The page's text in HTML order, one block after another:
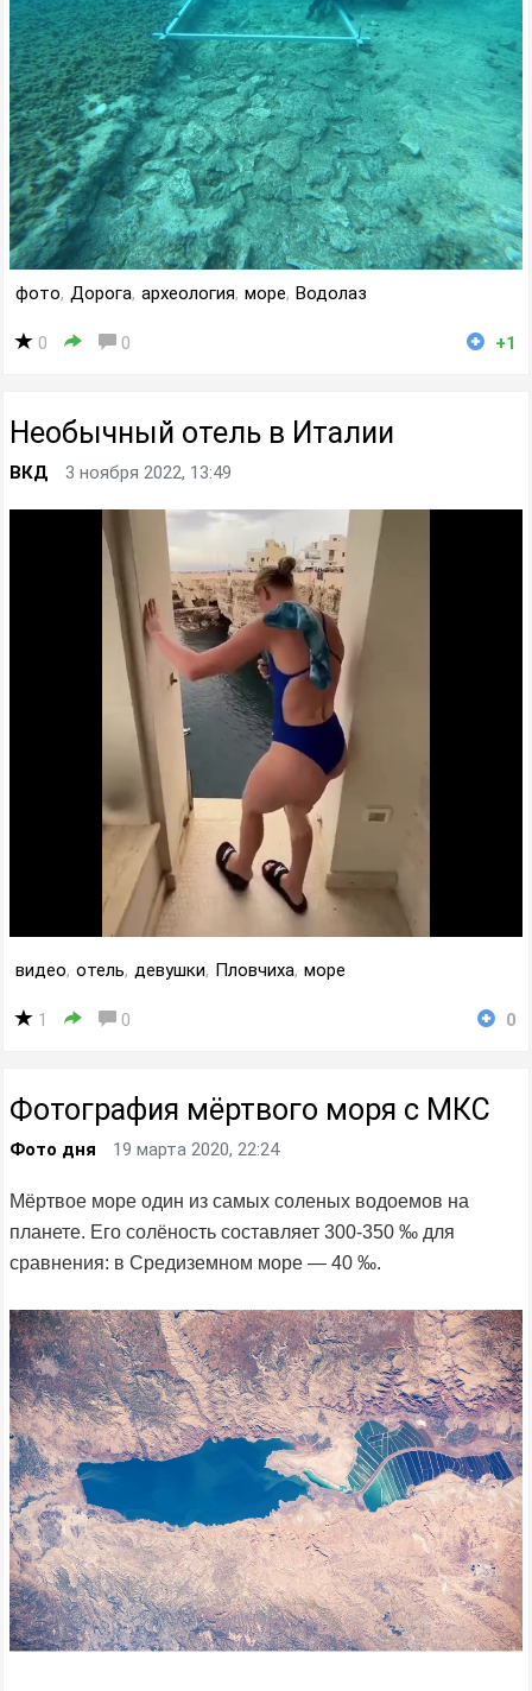
фото, Дорога, археология, море, Водолаз
0 0 +1
Необычный отель в Италии
ВКД 3 ноября 2022, 13:49
видео, отель, девушки, Пловчиха, море
1 0 0
Фотография мёртвого моря с МКС
Фото дня 19 марта 2020, 22:24
Мёртвое море один из самых соленых водоемов на
планете. Его солёность составляет 300-350 ‰ для
сравнения: в Средиземном море — 40 ‰.